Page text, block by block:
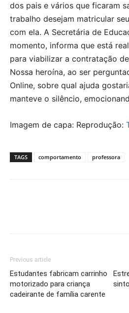
dos pais e vários que ficaram
trabalho desejam matricular
com ela. A Secretária de
momento, informa que está
para viabilizar a contratação
Nossa heroína, ao ser
Online, sobre qual ajuda
manteve o silêncio,
Imagem de capa: Reprodução:
TAGS comportamento professora
Previous article
Estudantes fabricam carrinho
motorizado para criança
cadeirante de família carente